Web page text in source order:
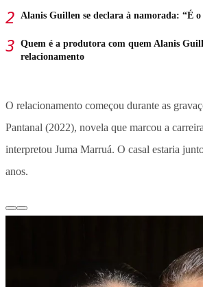
Alanis Guillen se declara à namorada: “É
Quem é a produtora com quem Alanis
relacionamento
O relacionamento começou durante as
Pantanal (2022), novela que marcou a
interpretou Juma Marruá. O casal estaria
anos.